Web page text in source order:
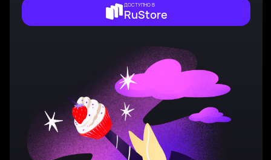
ДОСТУПНО В
RuStore